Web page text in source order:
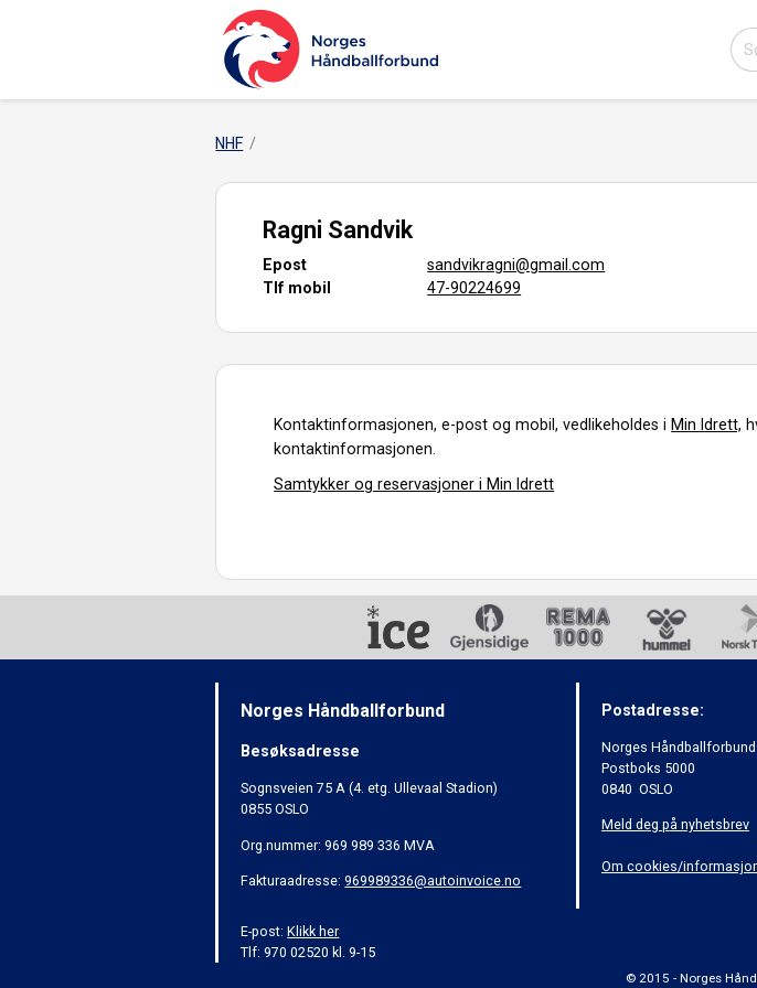
NHF
Ragni Sandvik
Epost
sandvikragni@gmail.com
Tlf mobil
47-90224699
Kontaktinformasjonen, e-post og mobil, vedlikeholdes i Min Idrett,
kontaktinformasjonen.
Samtykker og reservasjoner i Min Idrett
Norges Håndballforbund
Besøksadresse
Sognsveien 75 A (4. etg. Ullevaal Stadion)
0855 OSLO
Org.nummer: 969 989 336 MVA
Fakturaadresse:969989336@autoinvoice.no
E-post:Klikk her
Tlf: 970 02520 kl. 9-15
Postadresse:
Norges Håndballforbund
Postboks 5000
0840 OSLO
Meld deg på nyhetsbrev
Om cookies/
© 2015 - Norges